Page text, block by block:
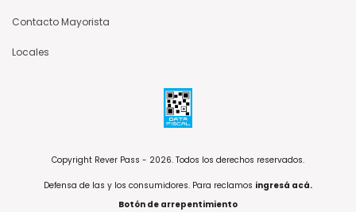
Contacto Mayorista
Locales
Copyright Rever Pass - 2026. Todos los derechos reservados.
Defensa de las y los consumidores. Para reclamos ingresá acá.
Botón de arrepentimiento